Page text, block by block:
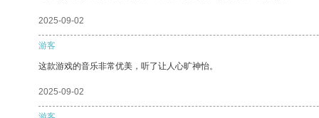
2025-09-02
游客
这款游戏的音乐非常优美，听了让人心旷神怡。
2025-09-02